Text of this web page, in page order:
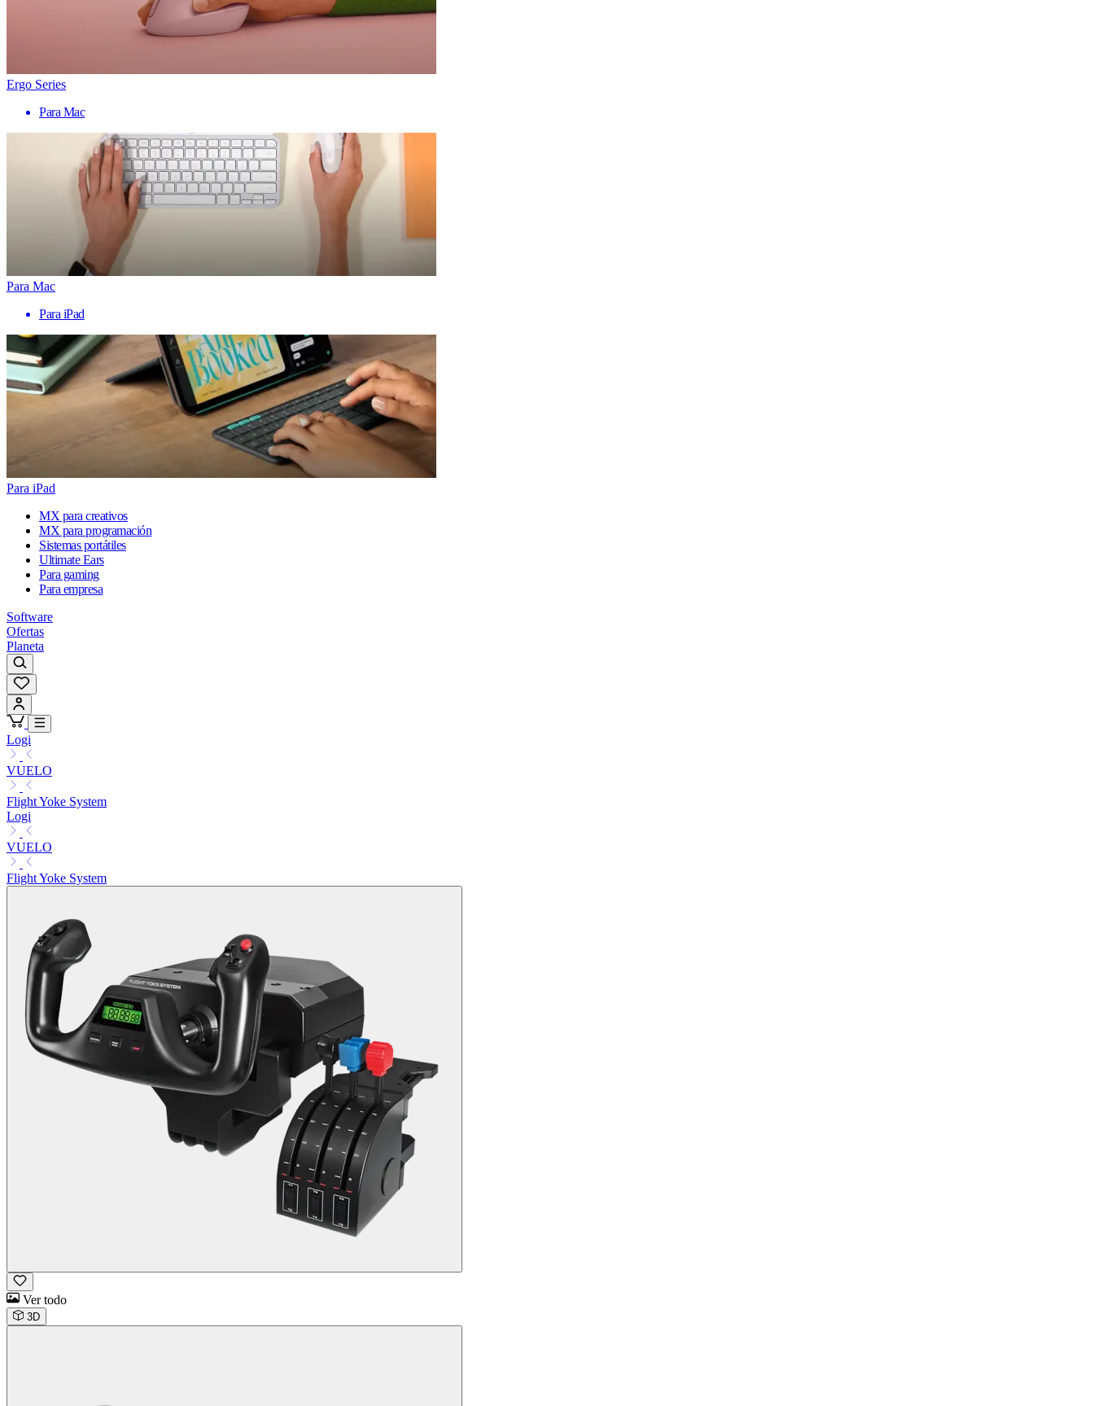
Ergo Series
Para Mac
Para Mac
Para iPad
Para iPad
MX para creativos
MX para programación
Sistemas portátiles
Ultimate Ears
Para gaming
Para empresa
Software
Ofertas
Planeta
Logi
VUELO
Flight Yoke System
Logi
VUELO
Flight Yoke System
Ver todo
3D